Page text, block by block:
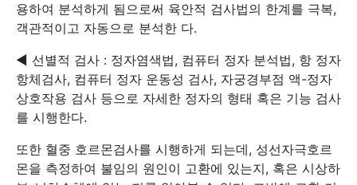
용하여 분석하게 됨으로써 육안적 검사법의 한계를 극복,
객관적이고 자동으로 분석한 다.
◀ 선별적 검사 : 정자염색법, 컴퓨터 정자 분석법, 항 정자
항체검사, 컴퓨터 정자 운동성 검사, 자궁경부점 액-정자
상호작용 검사 등으로 자세한 정자의 형태 혹은 기능 검사
를 시행한다.
또한 혈중 호르몬검사를 시행하게 되는데, 성선자극호르
몬을 측정하여 불임의 원인이 고환에 있는지, 혹은 시상하